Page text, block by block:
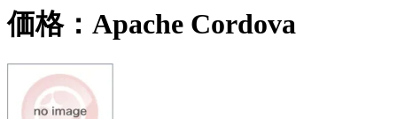
価格： Apache Cordova